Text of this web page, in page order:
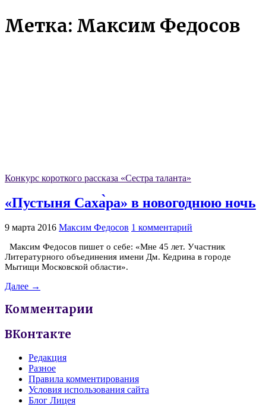
Метка: Максим Федосов
Конкурс короткого рассказа «Сестра таланта»
«Пустыня Саха̀ра» в новогоднюю ночь
9 марта 2016 Максим Федосов 1 комментарий
Максим Федосов пишет о себе: «Мне 45 лет. Участник
Литературного объединения имени Дм. Кедрина в городе
Мытищи Московской области».
Далее →
Комментарии
ВКонтакте
Редакция
Разное
Правила комментирования
Условия использования сайта
Блог Лицея